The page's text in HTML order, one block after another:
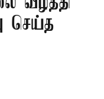
செய்த